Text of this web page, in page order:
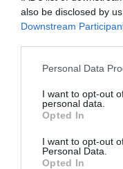
also be disclosed by
Downstream
Personal Data
I want to opt-out
personal data.
Opted In
I want to opt-out
Personal Data.
Opted In
VIP, unde biletul a
premierul Victor
„Time To Say
Cea mai
când soprana
melodia „Time to
consacrat-o alături